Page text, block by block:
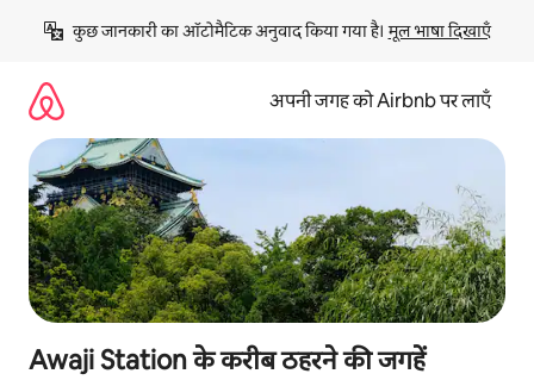
छोड़कर
कॉन्टेंट
कुछ जानकारी का ऑटोमैटिक अनुवाद किया गया है। मूल भाषा दिखाएँ
अपनी जगह को Airbnb पर लाएँ
Awaji Station के करीब ठहरने की जगहें